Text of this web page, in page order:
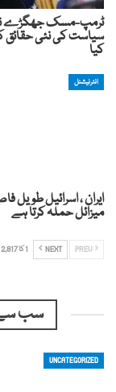
ٹرمپ-مسک جھگڑے
سیاست کی نئی حقائق
کیا
انٹرنیشنل
ایران ، اسرائیل طویل
میزائل حملہ کرتا ہے
NEXT 1 کا 2,817
سب سے
UNCATEGORIZED